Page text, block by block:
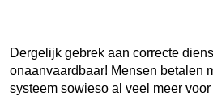
Dergelijk gebrek aan correcte
onaanvaardbaar! Mensen betalen
systeem sowieso al veel meer